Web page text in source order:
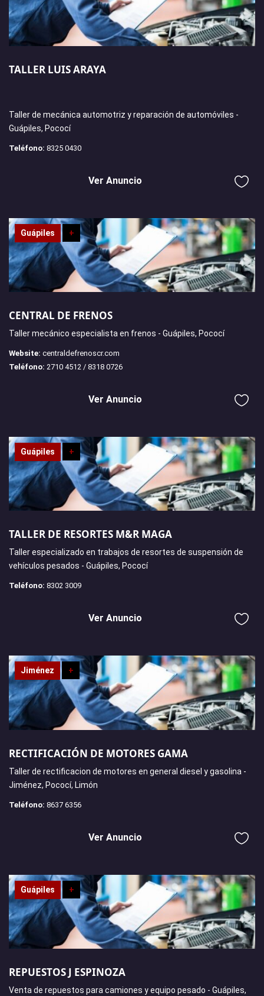
TALLER LUIS ARAYA
Taller de mecánica automotriz y reparación de automóviles -
Guápiles, Pococí
Teléfono: 8325 0430
Ver Anuncio
Guápiles +
CENTRAL DE FRENOS
Taller mecánico especialista en frenos - Guápiles, Pococí
Website: centraldefrenoscr.com
Teléfono: 2710 4512 / 8318 0726
Ver Anuncio
Guápiles +
TALLER DE RESORTES M&R MAGA
Taller especializado en trabajos de resortes de suspensión de
vehículos pesados - Guápiles, Pococí
Teléfono: 8302 3009
Ver Anuncio
Jiménez +
RECTIFICACIÓN DE MOTORES GAMA
Taller de rectificacion de motores en general diesel y gasolina -
Jiménez, Pococí, Limón
Teléfono: 8637 6356
Ver Anuncio
Guápiles +
REPUESTOS J ESPINOZA
Venta de repuestos para camiones y equipo pesado - Guápiles,